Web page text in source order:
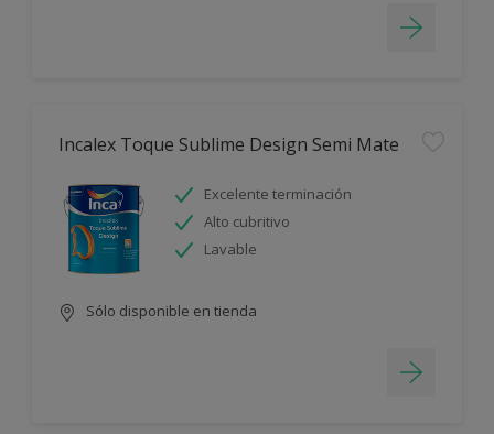
Incalex Toque Sublime Design Semi Mate
Excelente terminación
Alto cubritivo
Lavable
Sólo disponible en tienda